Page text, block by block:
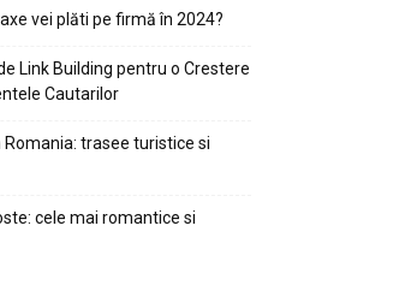
vei plăti pe firmă în 2024?
Link Building pentru o Crestere
Cautarilor
Romania: trasee turistice si
cele mai romantice si